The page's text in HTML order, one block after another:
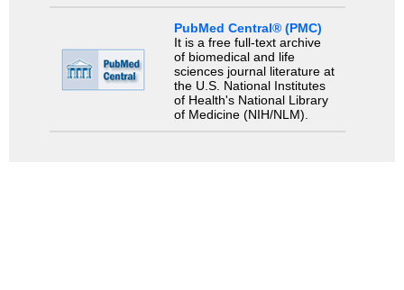
PubMed Central® (PMC)
It is a free full-text archive
of biomedical and life
sciences journal literature at
the U.S. National Institutes
of Health's National Library
of Medicine (NIH/NLM).